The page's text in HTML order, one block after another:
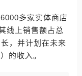
多家实体商店
线上销售额占总
，并计划在未来
的收入。